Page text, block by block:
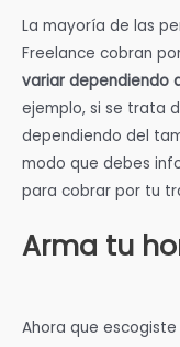
La mayoría de las
Freelance cobran
variar dependiendo
ejemplo, si se trata
dependiendo del
modo que debes
para cobrar por tu
Arma tu
Ahora que